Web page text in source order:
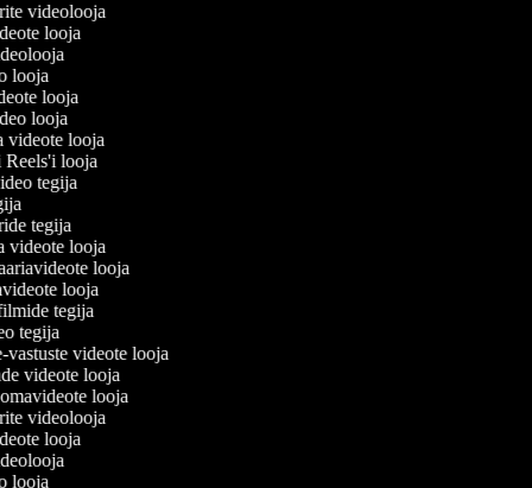
videolooja
looja
looja
looja
looja
videote looja
Reels'i looja
tegija
tegija
videote looja
looja
looja
tegija
tegija
vastuste videote looja
videote looja
looja
videolooja
looja
looja